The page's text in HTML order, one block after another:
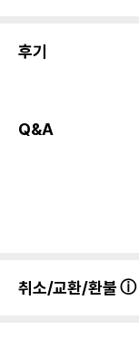
후기
Q&A
취소/교환/환불